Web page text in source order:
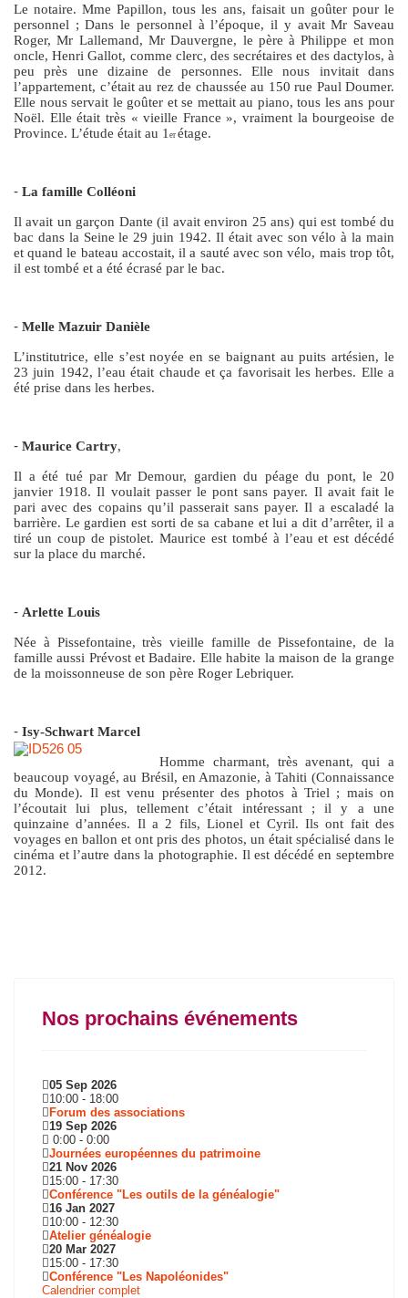
Le notaire. Mme Papillon, tous les ans, faisait un goûter pour le
personnel ; Dans le personnel à l’époque, il y avait Mr Saveau
Roger, Mr Lallemand, Mr Dauvergne, le père à Philippe et mon
oncle, Henri Gallot, comme clerc, des secrétaires et des dactylos, à
peu près une dizaine de personnes. Elle nous invitait dans
l’appartement, c’était au rez de chaussée au 150 rue Paul Doumer.
Elle nous servait le goûter et se mettait au piano, tous les ans pour
Noël. Elle était très « vieille France », vraiment la bourgeoise de
Province. L’étude était au 1 er étage.
- La famille Colléoni
Il avait un garçon Dante (il avait environ 25 ans) qui est tombé du
bac dans la Seine le 29 juin 1942. Il était avec son vélo à la main
et quand le bateau accostait, il a sauté avec son vélo, mais trop tôt,
il est tombé et a été écrasé par le bac.
- Melle Mazuir Danièle
L’institutrice, elle s’est noyée en se baignant au puits artésien, le
23 juin 1942, l’eau était chaude et ça favorisait les herbes. Elle a
été prise dans les herbes.
- Maurice Cartry,
Il a été tué par Mr Demour, gardien du péage du pont, le 20
janvier 1918. Il voulait passer le pont sans payer. Il avait fait le
pari avec des copains qu’il passerait sans payer. Il a escaladé la
barrière. Le gardien est sorti de sa cabane et lui a dit d’arrêter, il a
tiré un coup de pistolet. Maurice est tombé à l’eau et est décédé
sur la place du marché.
- Arlette Louis
Née à Pissefontaine, très vieille famille de Pissefontaine, de la
famille aussi Prévost et Badaire. Elle habite la maison de la grange
de la moissonneuse de son père Roger Lebriquer.
- Isy-Schwart Marcel
Homme charmant, très avenant, qui a
beaucoup voyagé, au Brésil, en Amazonie, à Tahiti (Connaissance
du Monde). Il est venu présenter des photos à Triel ; mais on
l’écoutait lui plus, tellement c’était intéressant ; il y a une
quinzaine d’années. Il a 2 fils, Lionel et Cyril. Ils ont fait des
voyages en ballon et ont pris des photos, un était spécialisé dans le
cinéma et l’autre dans la photographie. Il est décédé en septembre
2012.
Nos prochains événements
05 Sep 2026
10:00 - 18:00
Forum des associations
19 Sep 2026
0:00 - 0:00
Journées européennes du patrimoine
21 Nov 2026
15:00 - 17:30
Conférence "Les outils de la généalogie"
16 Jan 2027
10:00 - 12:30
Atelier généalogie
20 Mar 2027
15:00 - 17:30
Conférence "Les Napoléonides"
Calendrier complet